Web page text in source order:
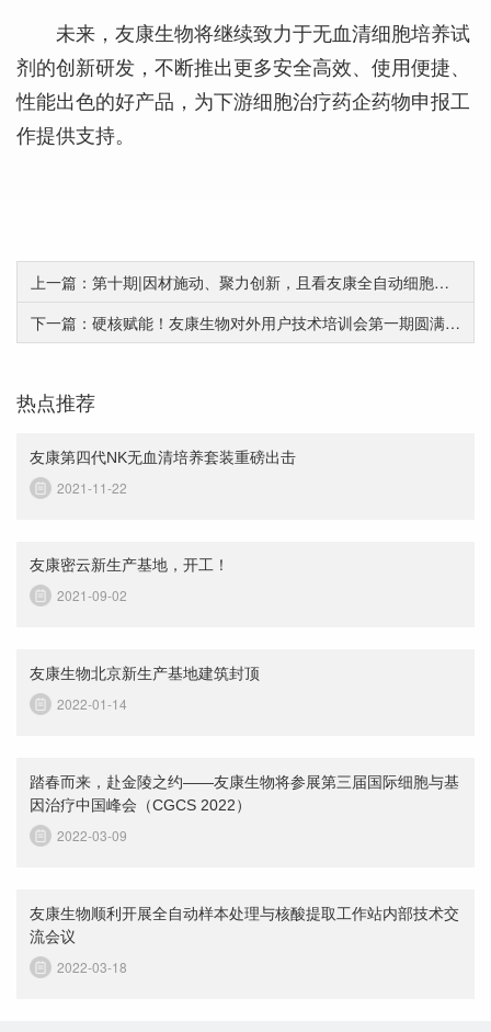
未来，友康生物将继续致力于无血清细胞培养试
剂的创新研发，不断推出更多安全高效、使用便捷、
性能出色的好产品，为下游细胞治疗药企药物申报工
作提供支持。
上一篇：第十期|因材施动、聚力创新，且看友康全自动细胞培养新设备——产品性能&amp;培养数据
下一篇：硬核赋能！友康生物对外用户技术培训会第一期圆满结束
热点推荐
友康第四代NK无血清培养套装重磅出击
2021-11-22
友康密云新生产基地，开工！
2021-09-02
友康生物北京新生产基地建筑封顶
2022-01-14
踏春而来，赴金陵之约——友康生物将参展第三届国际细胞与基
因治疗中国峰会（CGCS 2022）
2022-03-09
友康生物顺利开展全自动样本处理与核酸提取工作站内部技术交
流会议
2022-03-18